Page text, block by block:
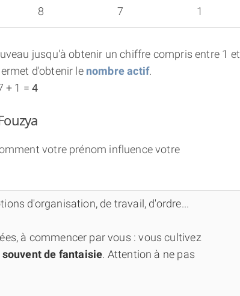
8 7 1
jusqu'à obtenir un chiffre compris entre 1 et
d'obtenir le nombre actif.
+ 1 = 4
votre prénom influence votre
d'organisation, de travail, d'ordre...
à commencer par vous : vous cultivez
souvent de fantaisie. Attention à ne pas